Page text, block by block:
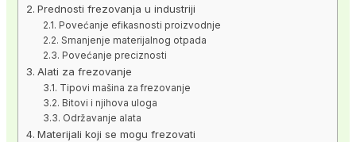
Prednosti frezovanja u industriji
Povećanje efikasnosti proizvodnje
Smanjenje materijalnog otpada
Povećanje preciznosti
Alati za frezovanje
Tipovi mašina za frezovanje
Bitovi i njihova uloga
Održavanje alata
Materijali koji se mogu frezovati